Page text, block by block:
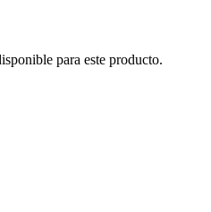
para este producto.